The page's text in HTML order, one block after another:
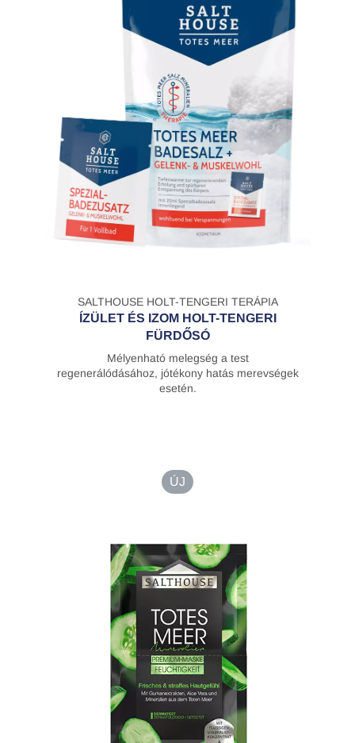
SALTHOUSE HOLT-TENGERI TERÁPIA
ÍZÜLET ÉS IZOM HOLT-TENGERI
FÜRDŐSÓ
Mélyenható melegség a test
regenerálódásához, jótékony hatás merevségek
esetén.
ÚJ